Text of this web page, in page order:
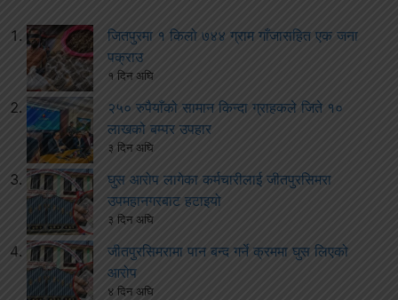
जितपुरमा १ किलो ७४४ ग्राम गाँजासहित एक जना
पक्राउ
१ दिन अघि
२५० रुपैयाँको सामान किन्दा ग्राहकले जिते १०
लाखको बम्पर उपहार
३ दिन अघि
घुस आरोप लागेका कर्मचारीलाई जीतपुरसिमरा
उपमहानगरबाट हटाइयो
३ दिन अघि
जीतपुरसिमरामा पान बन्द गर्ने क्रममा घुस लिएको
आरोप
४ दिन अघि